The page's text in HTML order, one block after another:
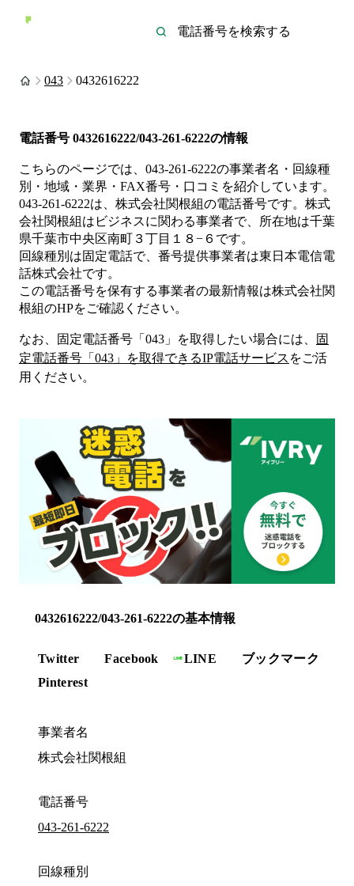
043 0432616222
電話番号 0432616222/043-261-6222の情報
こちらのページでは、 043-261-6222の事業者名・回線種
別・地域・業界・FAX番号・口コミを紹介しています。
043-261-6222は、 株式会社関根組の電話番号です。 株式
会社関根組は ビジネスに関わる事業者で、所在地は千葉
県千葉市中央区南町３丁目１８−６ です。
回線種別は固定電話で、番号提供事業者は東日本電信電
話株式会社です。
この電話番号を保有する事業者の最新情報は株式会社関
根組のHPをご確認ください。
なお、固定電話番号「 043 」を取得したい場合には、
固
定電話番号「 043 」を取得できるIP電話サービス をご活
用ください。
0432616222/043-261-6222の基本情報
Twitter Facebook LINE
ブックマーク
Pinterest
事業者名
株式会社関根組
電話番号
043-261-6222
回線種別